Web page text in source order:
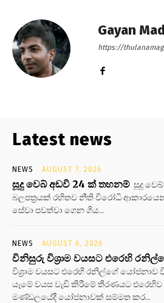
Gayan
https://
Latest news
NEWS AUGUST 7, 2026
සූදු වෙබ් අඩවි 24 ක් තහනම් සූදු
බලපත්‍රයක් රහිතව නීති විරෝධි
සේවා පවත්වා ගෙන ගිය...
NEWS AUGUST 6, 2026
විනිසුරු විශ්‍රාම වයසට එරෙහි
විශ්‍රාම වයසට එරෙහි රනිල්ගේ යෝජනාව
යෑමේ වයස වැඩි කිරීමේ තීරණයට එරෙහිව
මණ්ඩලයේදී යෝජනාවක් සම්මත කර...